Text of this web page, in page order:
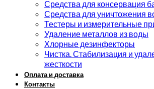
Средства для консервация
Средства для уничтожения
Тестеры и измерительные
Удаление металлов из воды
Хлорные дезинфекторы
Чистка. Стабилизация и
жесткости
Оплата и доставка
Контакты